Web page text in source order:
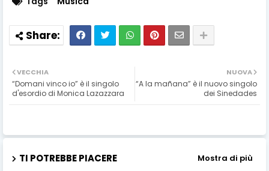
NUOVA
“A la mañana” è il nuovo singolo
dei Sinedades
VECCHIA
“Domani vinco io” è il singolo
d'esordio di Monica Lazazzara
TI POTREBBE PIACERE Mostra di più